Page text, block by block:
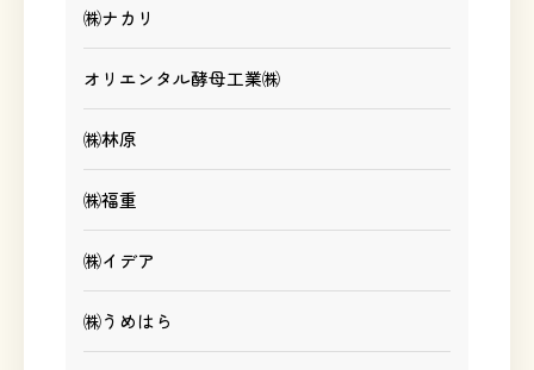
㈱ナカリ
オリエンタル酵母工業㈱
㈱林原
㈱福重
㈱イデア
㈱うめはら